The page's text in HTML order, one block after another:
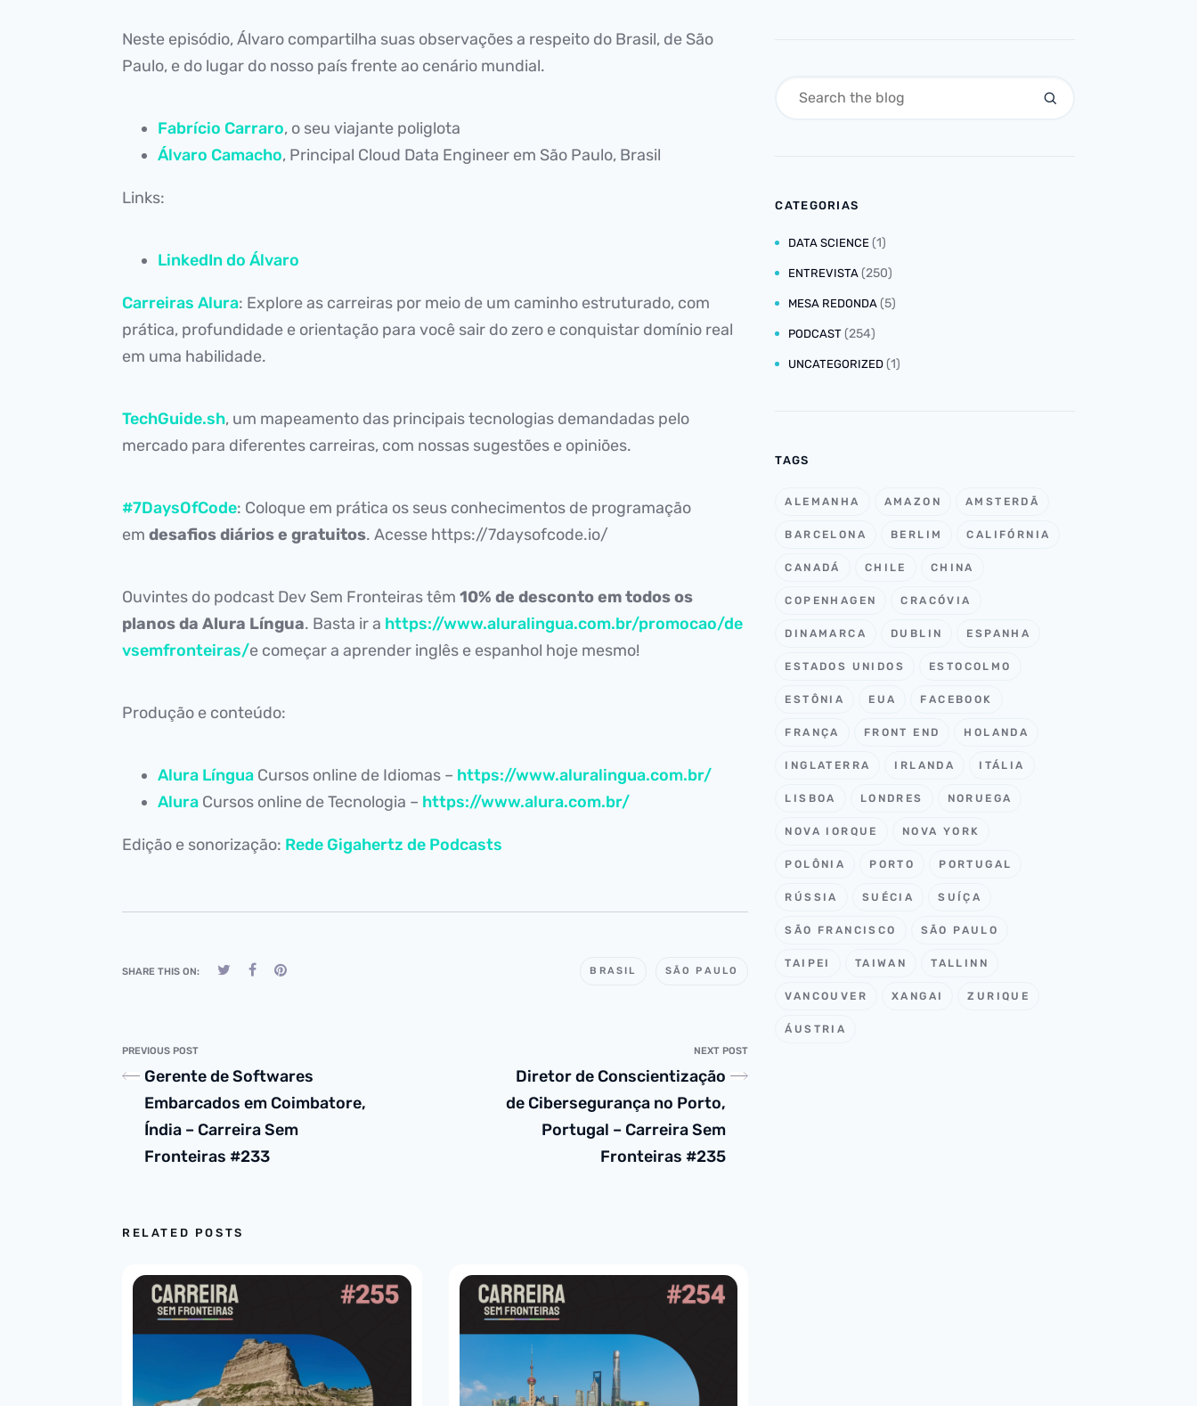
Neste episódio, Álvaro compartilha suas observações a respeito do Brasil, de São
Paulo, e do lugar do nosso país frente ao cenário mundial.
Fabrício Carraro, o seu viajante poliglota
Álvaro Camacho, Principal Cloud Data Engineer em São Paulo, Brasil
Links:
LinkedIn do Álvaro
Carreiras Alura: Explore as carreiras por meio de um caminho estruturado, com
prática, profundidade e orientação para você sair do zero e conquistar domínio real
em uma habilidade.
TechGuide.sh, um mapeamento das principais tecnologias demandadas pelo
mercado para diferentes carreiras, com nossas sugestões e opiniões.
#7DaysOfCode: Coloque em prática os seus conhecimentos de programação
em desafios diários e gratuitos. Acesse https://7daysofcode.io/
Ouvintes do podcast Dev Sem Fronteiras têm 10% de desconto em todos os
planos da Alura Língua. Basta ir a https://www.aluralingua.com.br/promocao/de
vsemfronteiras/e começar a aprender inglês e espanhol hoje mesmo!
Produção e conteúdo:
Alura Língua Cursos online de Idiomas – https://www.aluralingua.com.br/
Alura Cursos online de Tecnologia – https://www.alura.com.br/
Edição e sonorização: Rede Gigahertz de Podcasts
SHARE THIS ON: BRASIL SÃO PAULO
PREVIOUS POST
Gerente de Softwares
Embarcados em Coimbatore,
Índia – Carreira Sem
Fronteiras #233
NEXT POST
Diretor de Conscientização
de Cibersegurança no Porto,
Portugal – Carreira Sem
Fronteiras #235
RELATED POSTS
CATEGORIAS
DATA SCIENCE (1)
ENTREVISTA (250)
MESA REDONDA (5)
PODCAST (254)
UNCATEGORIZED (1)
TAGS
ALEMANHA AMAZON AMSTERDÃ
BARCELONA BERLIM CALIFÓRNIA
CANADÁ CHILE CHINA
COPENHAGEN CRACÓVIA
DINAMARCA DUBLIN ESPANHA
ESTADOS UNIDOS ESTOCOLMO
ESTÔNIA EUA FACEBOOK
FRANÇA FRONT END HOLANDA
INGLATERRA IRLANDA ITÁLIA
LISBOA LONDRES NORUEGA
NOVA IORQUE NOVA YORK
POLÔNIA PORTO PORTUGAL
RÚSSIA SUÉCIA SUÍÇA
SÃO FRANCISCO SÃO PAULO
TAIPEI TAIWAN TALLINN
VANCOUVER XANGAI ZURIQUE
ÁUSTRIA